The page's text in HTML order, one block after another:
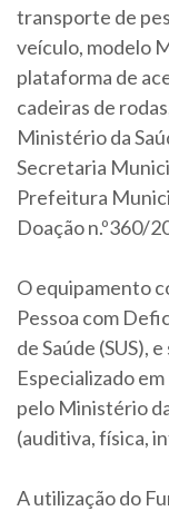
transporte de
veículo, modelo
plataforma de
cadeiras de
Ministério da
Secretaria
Prefeitura
Doação n.º360/
O equipamento
Pessoa com
de Saúde (SUS),
Especializado
pelo Ministério
(auditiva, física,
A utilização do